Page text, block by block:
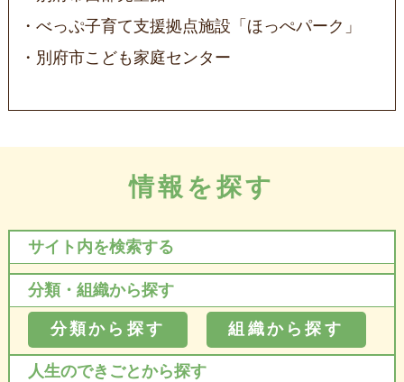
べっぷ子育て支援拠点施設「ほっぺパーク」
別府市こども家庭センター
情報を探す
サイト内を検索する
分類・組織から探す
分類から探す 組織から探す
人生のできごとから探す